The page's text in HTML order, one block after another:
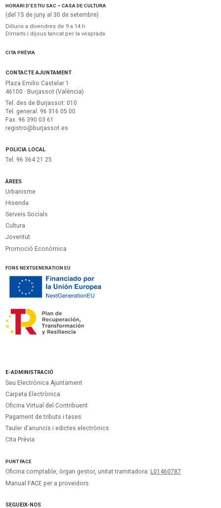
HORARI D’ESTIU SAC – CASA DE CULTURA
(del 15 de juny al 30 de setembre)
Dilluns a divendres de 9 a 14 h
Dimarts i dijous tancat per la vesprada
CITA PRÈVIA
CONTACTE AJUNTAMENT
Plaza Emilio Castelar 1
46100 · Burjassot (València)
Tel. des de Burjassot: 010
Tel. general: 96 316 05 00
Fax. 96 390 03 61
registro@burjassot.es
POLICIA LOCAL
Tel. 96 364 21 25
ÀREES
Urbanisme
Hisenda
Serveis Socials
Cultura
Joventut
Promoció Econòmica
FONS NEXTGENERATION EU
E-ADMINISTRACIÓ
Seu Electrònica Ajuntament
Carpeta Electrònica
Oficina Virtual del Contribuent
Pagament de tributs i tases
Tauler d'anuncis i edictes electrònics
Cita Prèvia
PUNTFACE
Oficina comptable, òrgan gestor, unitat tramitadora: L01460787
Manual FACE per a proveïdors
SEGUEIX-NOS